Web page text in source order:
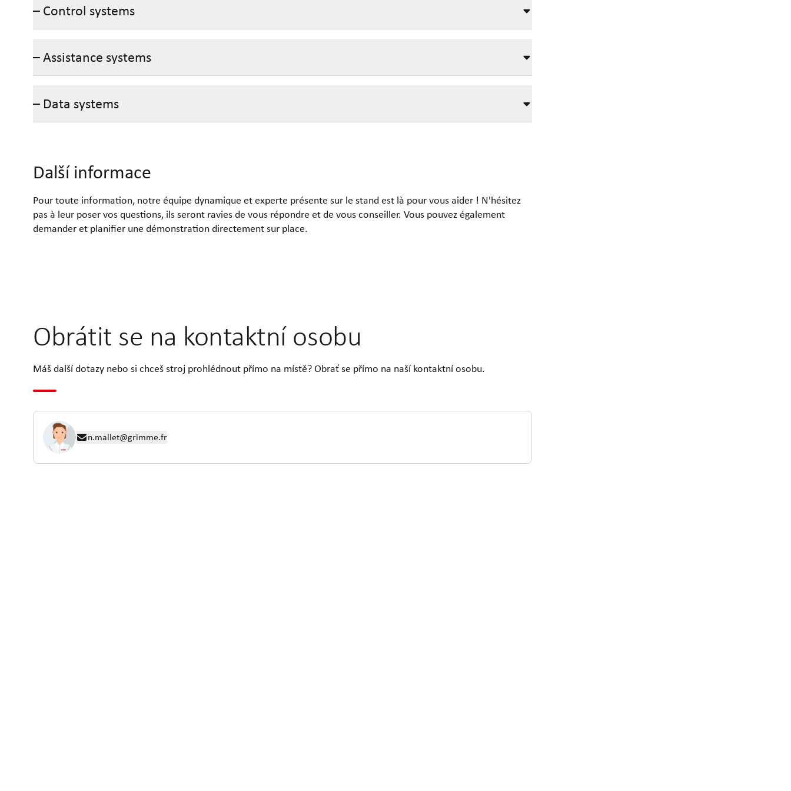
– Control systems
– Assistance systems
– Data systems
Další informace
Pour toute information, notre équipe dynamique et experte présente sur le stand est là pour vous aider ! N'hésitez
pas à leur poser vos questions, ils seront ravies de vous répondre et de vous conseiller. Vous pouvez également
demander et planifier une démonstration directement sur place.
Obrátit se na kontaktní osobu
Máš další dotazy nebo si chceš stroj prohlédnout přímo na místě? Obrať se přímo na naší kontaktní osobu.
n.mallet@grimme.fr